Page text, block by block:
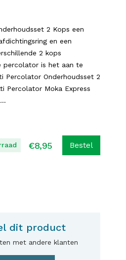
2 Kops een
en een
2 kops
percolator is het aan te
Percolator Onderhoudsset 2
Percolator Moka Express
€8,95 Bestel
dit product
met andere klanten